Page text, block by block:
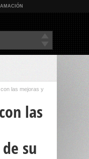
las mejoras y
las
su